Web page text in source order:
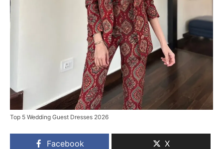
Top 5 Wedding Guest Dresses 2026
Facebook X